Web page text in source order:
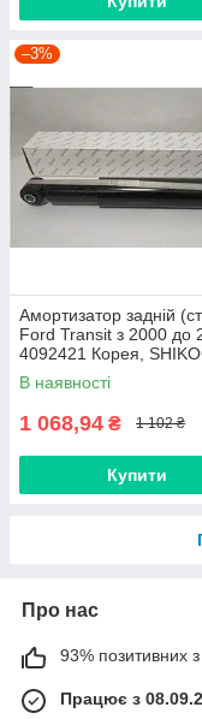
–3%
Амортизатор задній
Ford Transit з 2000 до
4092421 Корея,
В наявності
1 068,94 ₴ 1 102 ₴
Купити
Про нас
93% позитивних з
Працює з